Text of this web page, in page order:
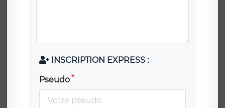
INSCRIPTION EXPRESS :
Pseudo